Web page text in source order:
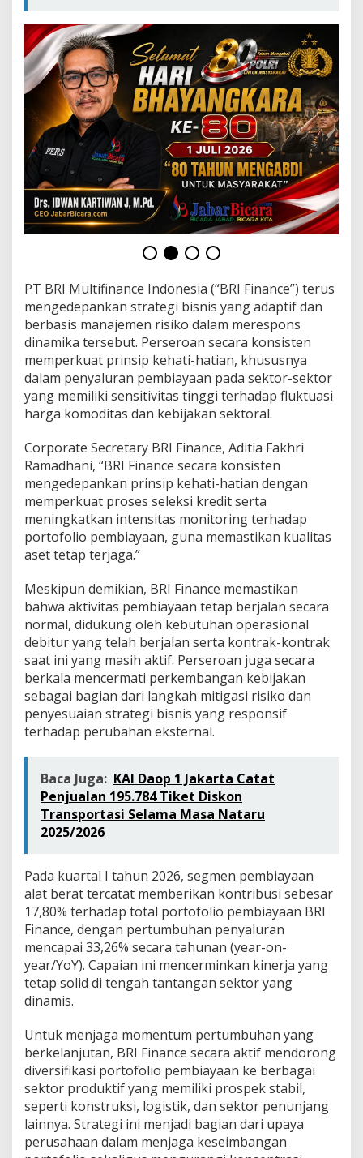
o
PT BRI Multifinance Indonesia (“BRI Finance”) terus
mengedepankan strategi bisnis yang adaptif dan
berbasis manajemen risiko dalam merespons
dinamika tersebut. Perseroan secara konsisten
memperkuat prinsip kehati-hatian, khususnya
dalam penyaluran pembiayaan pada sektor-sektor
yang memiliki sensitivitas tinggi terhadap fluktuasi
harga komoditas dan kebijakan sektoral.
Corporate Secretary BRI Finance, Aditia Fakhri
Ramadhani, “BRI Finance secara konsisten
mengedepankan prinsip kehati-hatian dengan
memperkuat proses seleksi kredit serta
meningkatkan intensitas monitoring terhadap
portofolio pembiayaan, guna memastikan kualitas
aset tetap terjaga.”
Meskipun demikian, BRI Finance memastikan
bahwa aktivitas pembiayaan tetap berjalan secara
normal, didukung oleh kebutuhan operasional
debitur yang telah berjalan serta kontrak-kontrak
saat ini yang masih aktif. Perseroan juga secara
berkala mencermati perkembangan kebijakan
sebagai bagian dari langkah mitigasi risiko dan
penyesuaian strategi bisnis yang responsif
terhadap perubahan eksternal.
Baca Juga: KAI Daop 1 Jakarta Catat
Penjualan 195.784 Tiket Diskon
Transportasi Selama Masa Nataru
2025/2026
Pada kuartal I tahun 2026, segmen pembiayaan
alat berat tercatat memberikan kontribusi sebesar
17,80% terhadap total portofolio pembiayaan BRI
Finance, dengan pertumbuhan penyaluran
mencapai 33,26% secara tahunan (year-on-
year/YoY). Capaian ini mencerminkan kinerja yang
tetap solid di tengah tantangan sektor yang
dinamis.
Untuk menjaga momentum pertumbuhan yang
berkelanjutan, BRI Finance secara aktif mendorong
diversifikasi portofolio pembiayaan ke berbagai
sektor produktif yang memiliki prospek stabil,
seperti konstruksi, logistik, dan sektor penunjang
lainnya. Strategi ini menjadi bagian dari upaya
perusahaan dalam menjaga keseimbangan